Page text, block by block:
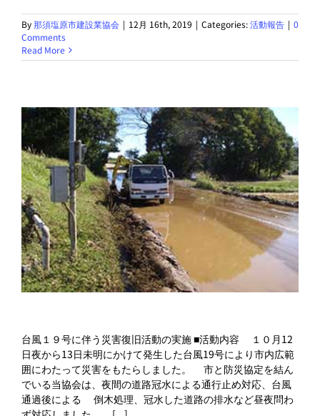
By那須塩原市建設業協会 | 12月 16th, 2019 | Categories:活動報告 | 0
Comments
Read More
台風１９号に伴う災害復旧活動の実施 ■活動内容 １０月12
日夜から13日未明にかけて発生した台風19号により市内広範
囲にわたって災害をもたらしました。 市と防災協定を結ん
でいる当協会は、夜間の道路冠水による通行止め対応、台風
通過後による 倒木処理、冠水した道路の排水など昼夜問わ